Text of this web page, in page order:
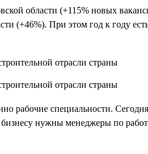
области (+115% новых
(+46%). При этом год к году
специальности.
нужны менеджеры по